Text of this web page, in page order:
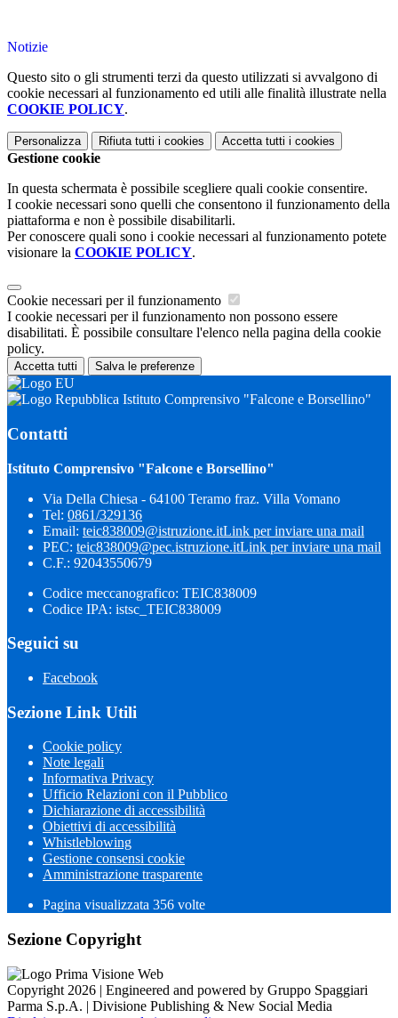
Notizie
Questo sito o gli strumenti terzi da questo utilizzati si avvalgono di
cookie necessari al funzionamento ed utili alle finalità illustrate nella
COOKIE POLICY.
Personalizza Rifiuta tutti i cookies Accetta tutti i cookies
Gestione cookie
In questa schermata è possibile scegliere quali cookie consentire.
I cookie necessari sono quelli che consentono il funzionamento della
piattaforma e non è possibile disabilitarli.
Per conoscere quali sono i cookie necessari al funzionamento potete
visionare la COOKIE POLICY.
Cookie necessari per il funzionamento
I cookie necessari per il funzionamento non possono essere
disabilitati. È possibile consultare l'elenco nella pagina della cookie
policy.
Accetta tutti Salva le preferenze
Istituto Comprensivo "Falcone e Borsellino"
Contatti
Istituto Comprensivo "Falcone e Borsellino"
Via Della Chiesa - 64100 Teramo fraz. Villa Vomano
Tel: 0861/329136
Email: teic838009@istruzione.itLink per inviare una mail
PEC: teic838009@pec.​istruzione.itLink per inviare una mail
C.F.: 92043550679
Codice meccanografico: TEIC838009
Codice IPA: istsc_TEIC838009
Seguici su
Facebook
Sezione Link Utili
Cookie policy
Note legali
Informativa Privacy
Ufficio Relazioni con il Pubblico
Dichiarazione di accessibilità
Obiettivi di accessibilità
Whistleblowing
Gestione consensi cookie
Amministrazione trasparente
Pagina visualizzata 356 volte
Sezione Copyright
Copyright 2026 | Engineered and powered by Gruppo Spaggiari
Parma S.p.A. | Divisione Publishing & New Social Media